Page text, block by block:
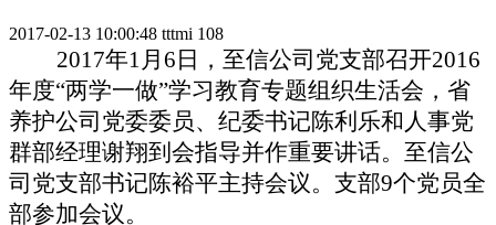
2017-02-13 10:00:48 tttmi 108
2017年1月 6 日，至信公司党支部召开2016
年度“两学一做”学习教育专题组织生活会，省
养护公司党委委员、纪委书记陈利乐和人事党
群部经理谢翔到会指导并作重要讲话。至信公
司党支部书记陈裕平主持会议。支部9个党员全
部参加会议。